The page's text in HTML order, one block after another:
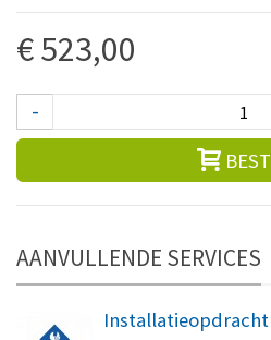
€ 523,00
-
AANVULLENDE SERVICES